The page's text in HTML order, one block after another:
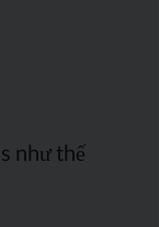
như thế